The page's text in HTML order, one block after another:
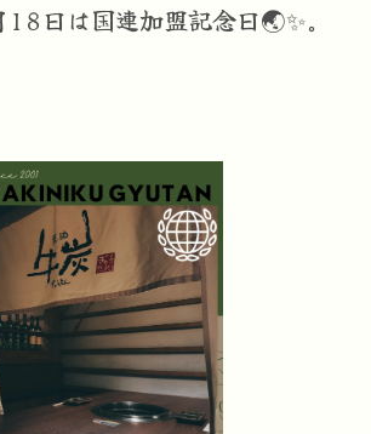
日は国連加盟記念日🌏✨。